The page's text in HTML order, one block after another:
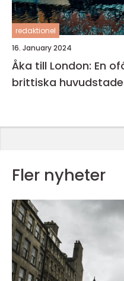
redaktionel
16. January 2024
Åka till London: En
brittiska
Fler nyheter